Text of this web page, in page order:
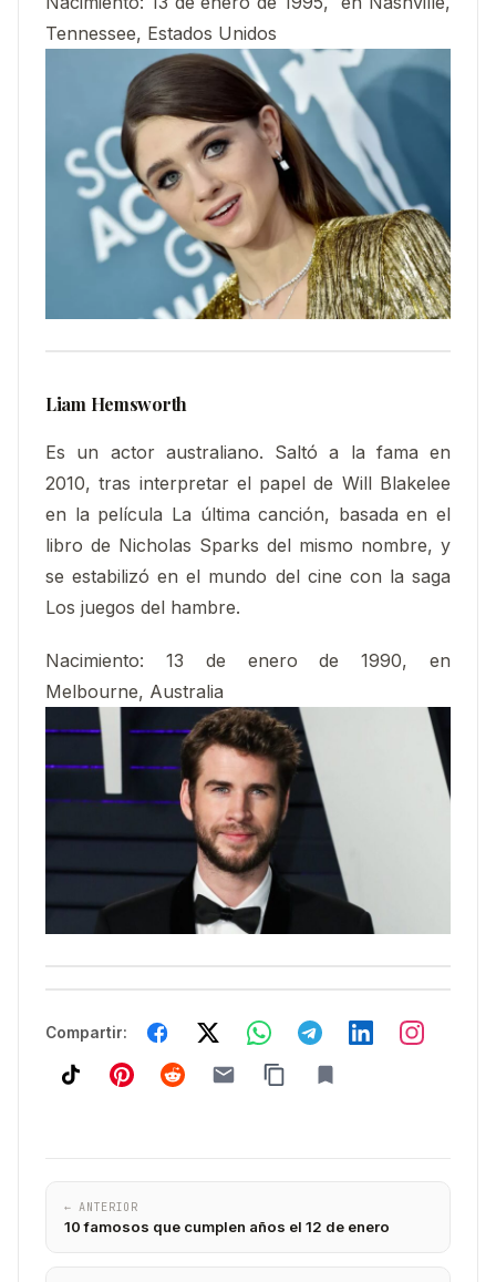
Tennessee, Estados Unidos
Liam Hemsworth
Es un actor australiano. Saltó a la fama en
2010, tras interpretar el papel de Will Blakelee
en la película La última canción, basada en el
libro de Nicholas Sparks del mismo nombre, y
se estabilizó en el mundo del cine con la saga
Los juegos del hambre.
Nacimiento: 13 de enero de 1990, en
Melbourne, Australia
Compartir:
← ANTERIOR
10 famosos que cumplen años el 12 de enero